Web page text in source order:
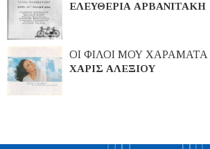
ΕΛΕΥΘΕΡΙΑ ΑΡΒΑΝΙΤΑΚΗ
ΟΙ ΦΙΛΟΙ ΜΟΥ ΧΑΡΑΜΑΤΑ
ΧΑΡΙΣ ΑΛΕΞΙΟΥ